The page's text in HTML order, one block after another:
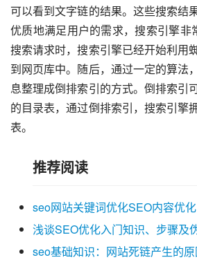
可以看到文字链的结果。这些搜索结
优质地满足用户的需求，搜索引擎非
搜索请求时，搜索引擎已经开始利用
到网页库中。随后，通过一定的算法
息整理成倒排索引的方式。倒排索引
的目录表，通过倒排索引，搜索引擎
表。
推荐阅读
seo网站关键词优化SEO内容优
浅谈SEO优化入门知识、步骤及
seo基础知识：网站死链产生的